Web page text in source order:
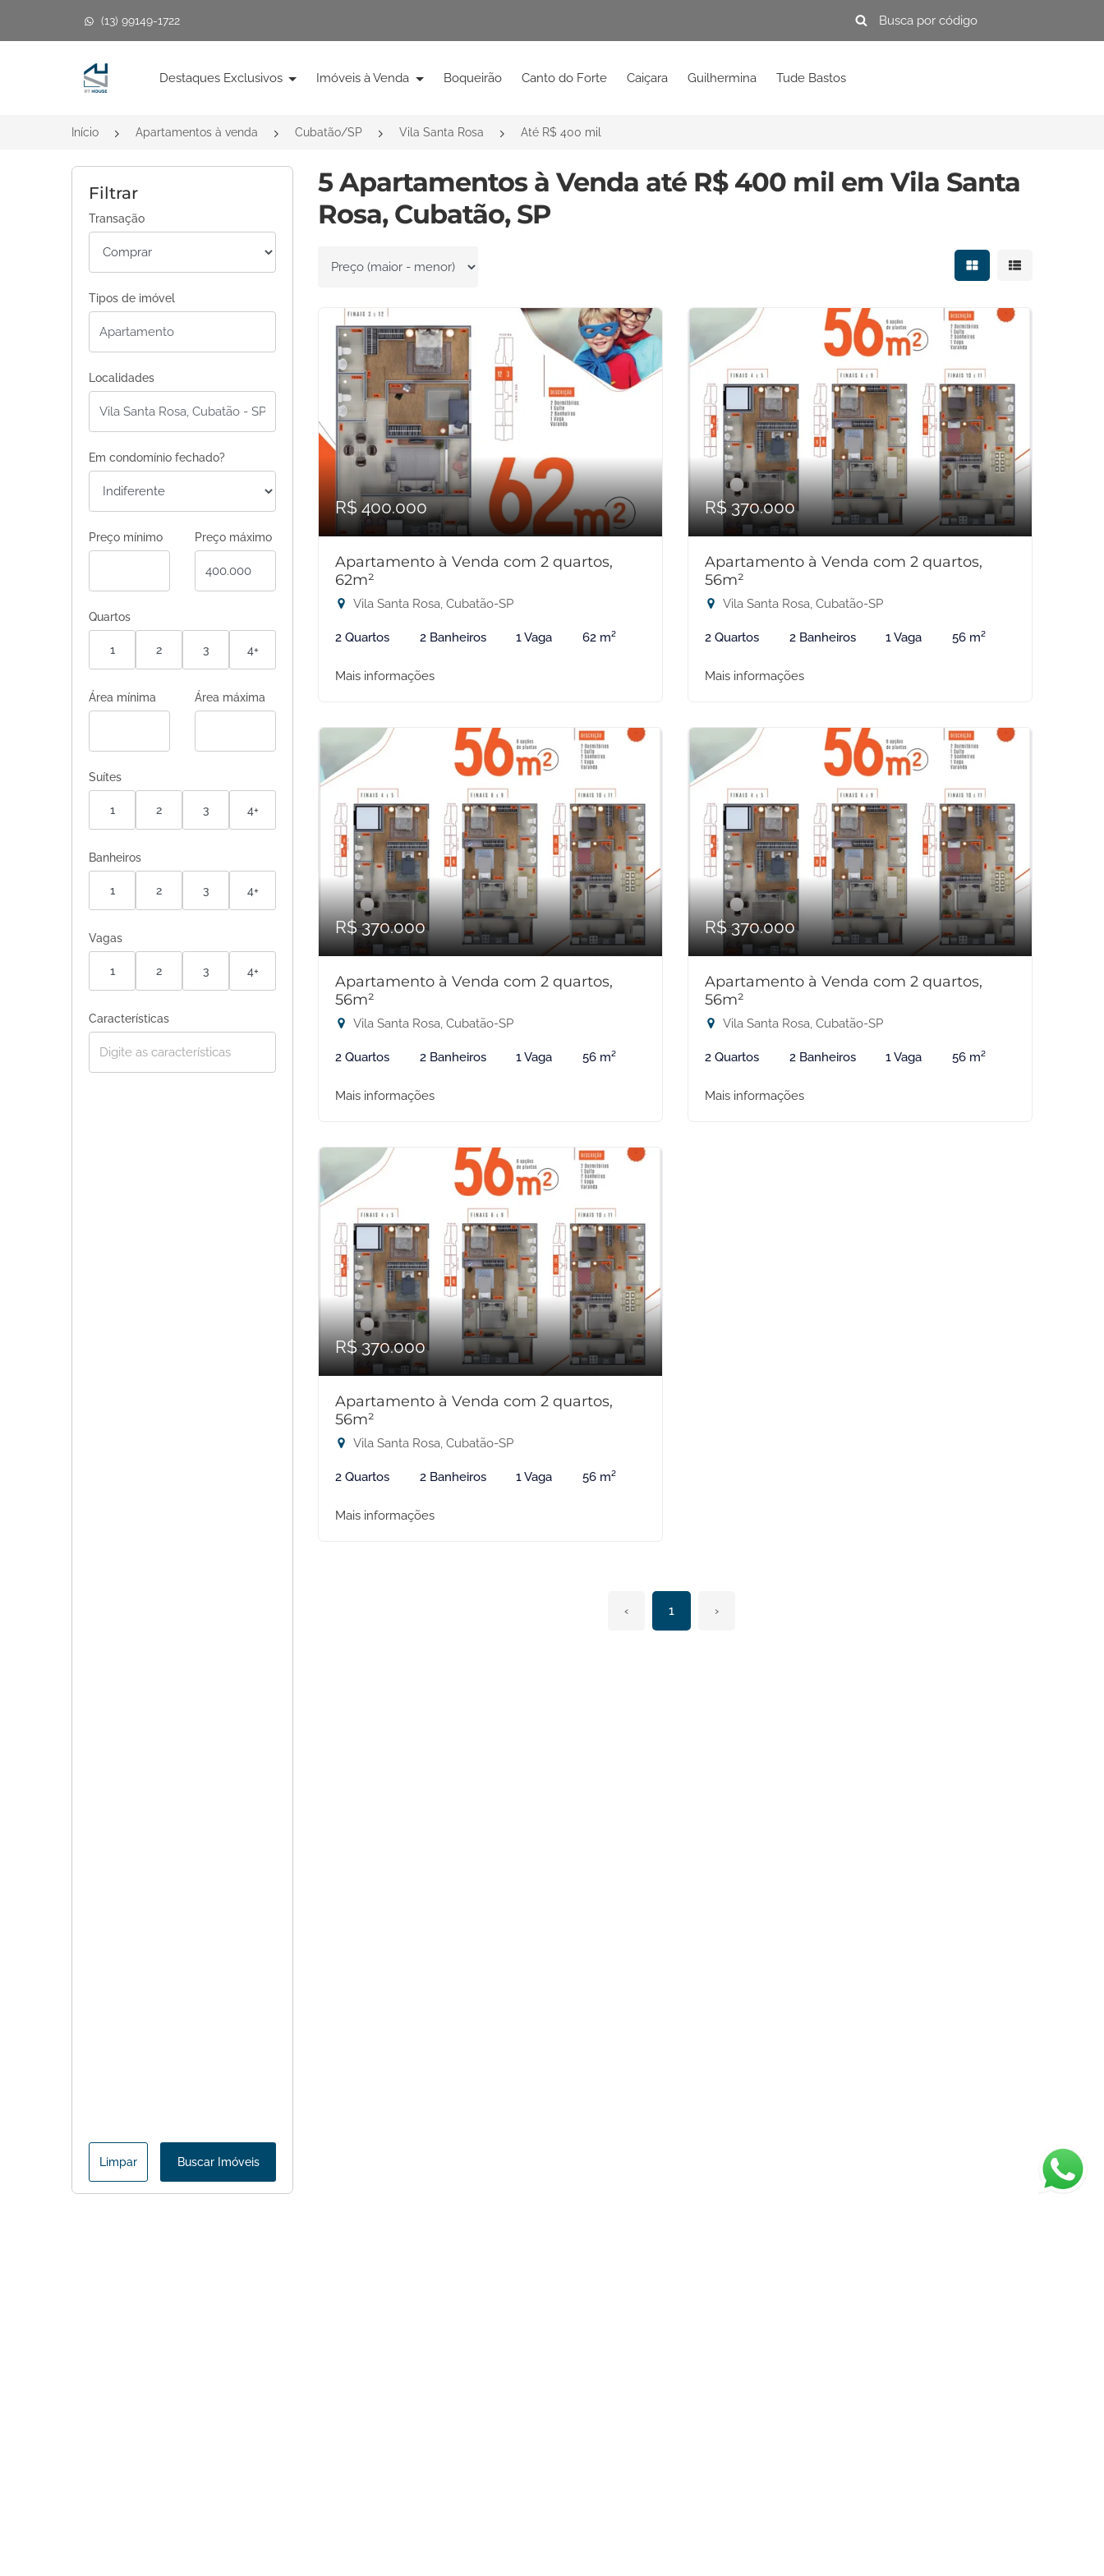
(13) 99149-1722
Página inicial
Destaques Exclusivos Imóveis à Venda Boqueirão Canto do Forte Caiçara Guilhermina Tude Bastos
Início Apartamentos à venda Cubatão/SP Vila Santa Rosa Até R$ 400 mil
Filtrar
Transação
Tipos de imóvel
Localidades
Em condomínio fechado?
Preço mínimo Preço máximo
Quartos
1 2 3 4+
Área mínima Área máxima
Suítes
1 2 3 4+
Banheiros
1 2 3 4+
Vagas
1 2 3 4+
Características
Limpar Buscar Imóveis
5 Apartamentos à Venda até R$ 400 mil em Vila Santa
Rosa, Cubatão, SP
Ordenar por Mostrar resultados
Mostrar
R$ 400.000
Apartamento à Venda com 2 quartos,
62m²
Vila Santa Rosa, Cubatão-SP
2 Quartos 2 Banheiros 1 Vaga 62 m²
Mais informações
R$ 370.000
Apartamento à Venda com 2 quartos,
56m²
Vila Santa Rosa, Cubatão-SP
2 Quartos 2 Banheiros 1 Vaga 56 m²
Mais informações
R$ 370.000
Apartamento à Venda com 2 quartos,
56m²
Vila Santa Rosa, Cubatão-SP
2 Quartos 2 Banheiros 1 Vaga 56 m²
Mais informações
R$ 370.000
Apartamento à Venda com 2 quartos,
56m²
Vila Santa Rosa, Cubatão-SP
2 Quartos 2 Banheiros 1 Vaga 56 m²
Mais informações
R$ 370.000
Apartamento à Venda com 2 quartos,
56m²
Vila Santa Rosa, Cubatão-SP
2 Quartos 2 Banheiros 1 Vaga 56 m²
Mais informações
‹ 1 ›